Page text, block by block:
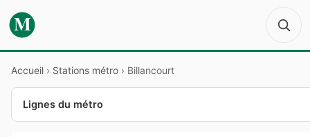
M
Accueil › Stations métro › Billancourt
Lignes du métro